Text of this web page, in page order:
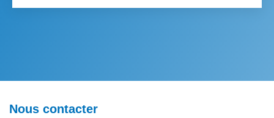
Nous contacter